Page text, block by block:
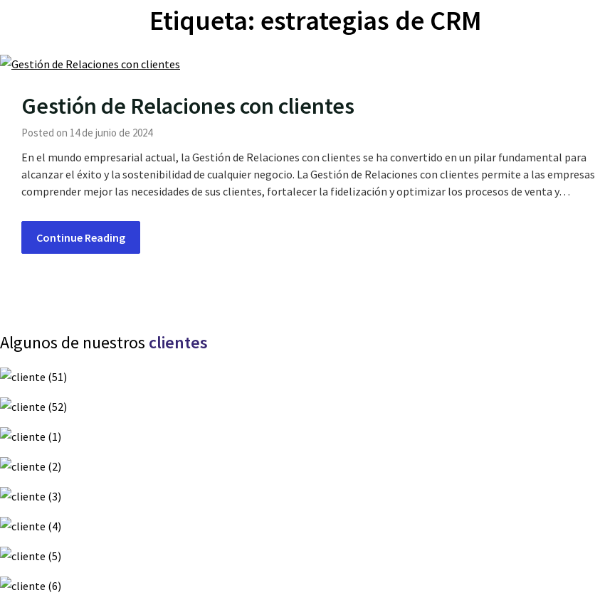
Etiqueta: estrategias de CRM
Gestión de Relaciones con clientes
Posted on 14 de junio de 2024
En el mundo empresarial actual, la Gestión de Relaciones con clientes se ha convertido en un pilar fundamental para
alcanzar el éxito y la sostenibilidad de cualquier negocio. La Gestión de Relaciones con clientes permite a las empresas
comprender mejor las necesidades de sus clientes, fortalecer la fidelización y optimizar los procesos de venta y…
Continue Reading
Algunos de nuestros clientes